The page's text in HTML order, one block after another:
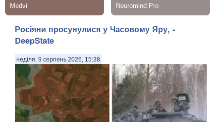
Росіяни просунулися у Часовому Яру, -
DeepState
неділя, 9 серпень 2026, 15:38